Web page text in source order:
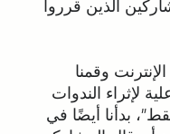
الذين قرروا
الإنترنت وقمنا
لإثراء الندوات
بدأنا أيضًا في